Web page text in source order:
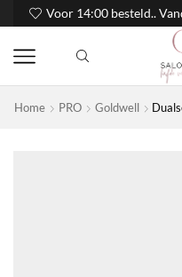
Voor 14:00 besteld..
Home PRO Goldwell